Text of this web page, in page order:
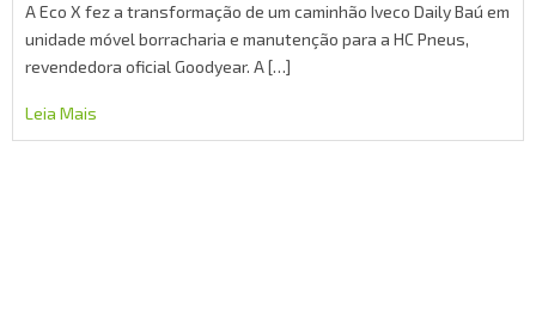
A Eco X fez a transformação de um caminhão Iveco Daily Baú em
unidade móvel borracharia e manutenção para a HC Pneus,
revendedora oficial Goodyear. A […]
Leia Mais